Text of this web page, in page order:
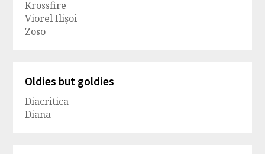
Krossfire
Viorel Ilișoi
Zoso
Oldies but goldies
Diacritica
Diana